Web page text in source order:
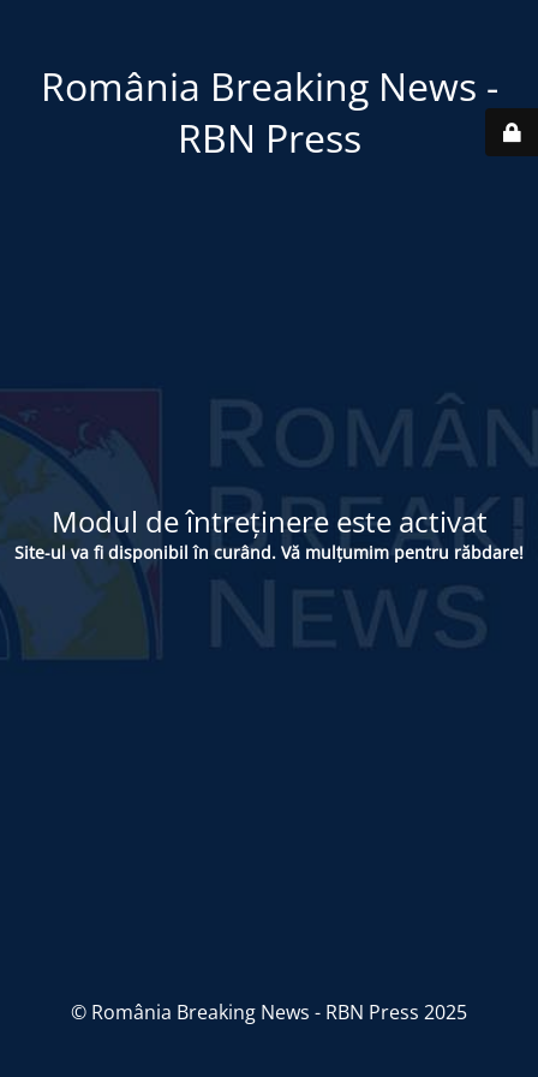
România Breaking News -
RBN Press
Modul de întreținere este activat
Site-ul va fi disponibil în curând. Vă mulțumim pentru răbdare!
© România Breaking News - RBN Press 2025